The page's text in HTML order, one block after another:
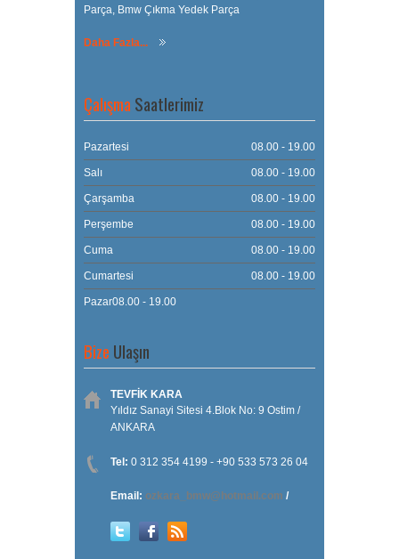
Parça, Bmw Çıkma Yedek Parça
Daha Fazla...
Çalışma Saatlerimiz
Pazartesi 08.00 - 19.00
Salı 08.00 - 19.00
Çarşamba 08.00 - 19.00
Perşembe 08.00 - 19.00
Cuma 08.00 - 19.00
Cumartesi 08.00 - 19.00
Pazar08.00 - 19.00
Bize Ulaşın
TEVFİK KARA
Yıldız Sanayi Sitesi 4.Blok No: 9 Ostim /
ANKARA
Tel: 0 312 354 4199 - +90 533 573 26 04
Email: ozkara_bmw@hotmail.com /